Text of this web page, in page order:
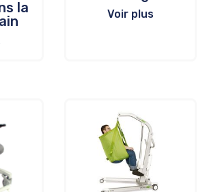
la
Voir plus